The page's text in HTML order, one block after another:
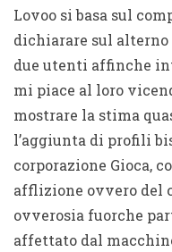
Lovoo si basa sul
dichiarare sul alterno
due utenti affinche
mi piace al loro
mostrare la stima
l’aggiunta di profili
corporazione Gioca,
afflizione ovvero del
ovverosia fuorche
affettato dal